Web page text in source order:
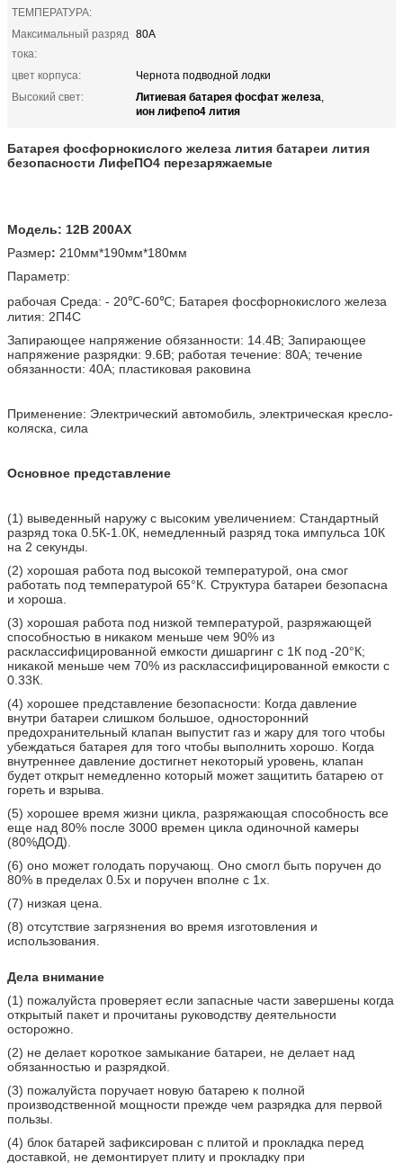
ТЕМПЕРАТУРА:
Максимальный разряд
тока:
80A
цвет корпуса:
Чернота подводной лодки
Высокий свет:
Литиевая батарея фосфат железа,
ион лифепо4 лития
Батарея фосфорнокислого железа лития батареи лития
безопасности ЛифеПО4 перезаряжаемые
Модель: 12В 200АХ
Размер: 210мм*190мм*180мм
Параметр:
рабочая Среда: - 20℃-60℃; Батарея фосфорнокислого железа
лития: 2П4С
Запирающее напряжение обязанности: 14.4В; Запирающее
напряжение разрядки: 9.6В; работая течение: 80А; течение
обязанности: 40А; пластиковая раковина
Применение: Электрический автомобиль, электрическая кресло-
коляска, сила
Основное представление
(1) выведенный наружу с высоким увеличением: Стандартный
разряд тока 0.5К-1.0К, немедленный разряд тока импульса 10К
на 2 секунды.
(2) хорошая работа под высокой температурой, она смог
работать под температурой 65°К. Структура батареи безопасна
и хороша.
(3) хорошая работа под низкой температурой, разряжающей
способностью в никаком меньше чем 90% из
расклассифицированной емкости дишаргинг с 1К под -20°К;
никакой меньше чем 70% из расклассифицированной емкости с
0.33К.
(4) хорошее представление безопасности: Когда давление
внутри батареи слишком большое, односторонний
предохранительный клапан выпустит газ и жару для того чтобы
убеждаться батарея для того чтобы выполнить хорошо. Когда
внутреннее давление достигнет некоторый уровень, клапан
будет открыт немедленно который может защитить батарею от
гореть и взрыва.
(5) хорошее время жизни цикла, разряжающая способность все
еще над 80% после 3000 времен цикла одиночной камеры
(80%ДОД).
(6) оно может голодать поручающ. Оно смогл быть поручен до
80% в пределах 0.5х и поручен вполне с 1х.
(7) низкая цена.
(8) отсутствие загрязнения во время изготовления и
использования.
Дела внимание
(1) пожалуйста проверяет если запасные части завершены когда
открытый пакет и прочитаны руководству деятельности
осторожно.
(2) не делает короткое замыкание батареи, не делает над
обязанностью и разрядкой.
(3) пожалуйста поручает новую батарею к полной
производственной мощности прежде чем разрядка для первой
пользы.
(4) блок батарей зафиксирован с плитой и прокладка перед
доставкой, не демонтирует плиту и прокладку при